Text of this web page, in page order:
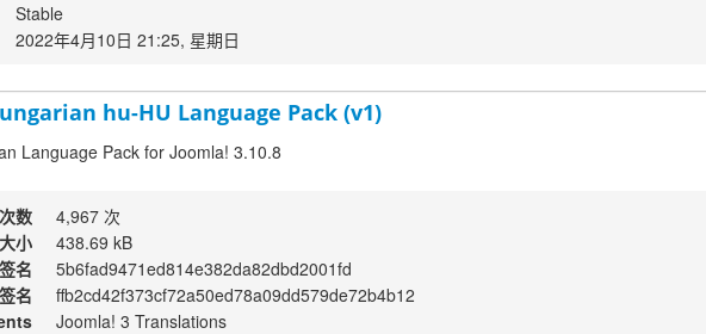
Stable
2022年4月10日 21:25, 星期日
hu-HU Language Pack (v1)
Language Pack for Joomla! 3.10.8
数
4,967 次
小
438.69 kB
名
5b6fad9471ed814e382da82dbd2001fd
名
ffb2cd42f373cf72a50ed78a09dd579de72b4b12
Joomla! 3 Translations